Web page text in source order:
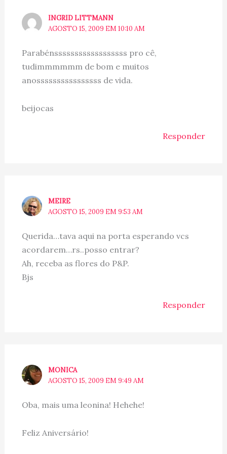
INGRID LITTMANN
AGOSTO 15, 2009 EM 10:10 AM
Parabénssssssssssssssssss pro cê,
tudimmmmmm de bom e muitos
anossssssssssssssss de vida.
beijocas
Responder
MEIRE
AGOSTO 15, 2009 EM 9:53 AM
Querida…tava aqui na porta esperando vcs
acordarem…rs..posso entrar?
Ah, receba as flores do P&P.
Bjs
Responder
MONICA
AGOSTO 15, 2009 EM 9:49 AM
Oba, mais uma leonina! Hehehe!
Feliz Aniversário!